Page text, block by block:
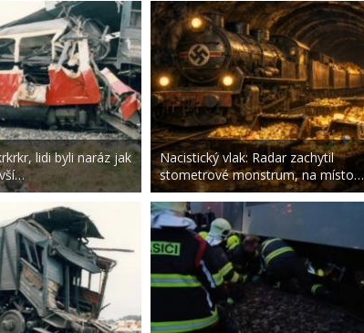
lidi byli naráz jak
Nacistický vlak: Radar zachytil
stometrové monstrum, na místo…